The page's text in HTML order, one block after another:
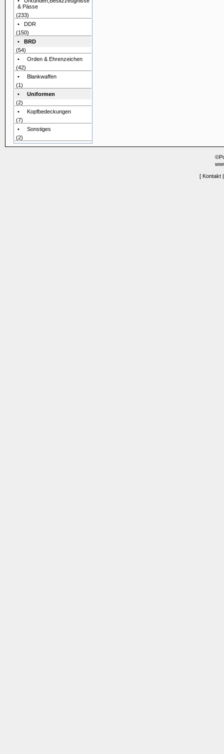
& Pässe
(233)
• DDR
(150)
•
BRD
(54)
• Orden & Ehrenzeichen
(42)
• Blankwaffen
(1)
•
Uniformen
(2)
• Kopfbedeckungen
(7)
• Sonstiges
(2)
[ Kontakt